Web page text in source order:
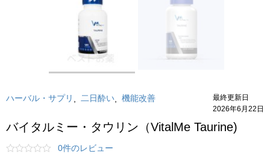
ハーバル・サプリ 二日酔い 機能改善
最終更新日
2026年6月22日
バイタルミー・タウリン（VitalMe Taurine)
0件のレビュー